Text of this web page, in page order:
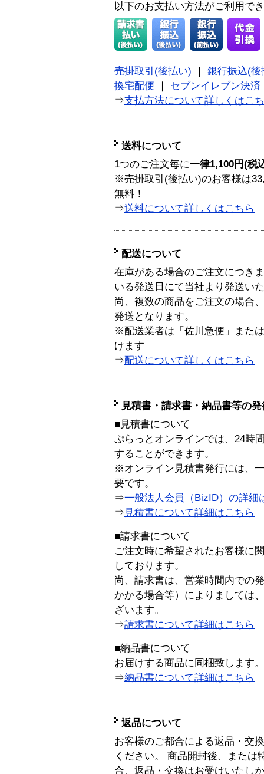
以下のお支払い方法がご利用で
売掛取引(後払い)
銀行振込(後
換宅配便
セブンイレブン決済
⇒支払方法について詳しくはこ
送料について
1つのご注文毎に一律1,100円(税
※売掛取引(後払い)のお客様は
無料！
⇒送料について詳しくはこちら
配送について
在庫がある場合のご注文につき
いる発送日にて当社より発送い
尚、複数の商品をご注文の場合
発送となります。
※配送業者は「佐川急便」また
けます
⇒配送について詳しくはこちら
見積書・請求書・納品書等の
■見積書について
ぷらっとオンラインでは、24時
することができます。
※オンライン見積書発行には、
要です。
⇒一般法人会員（BizID）の詳細
⇒ 見積書について詳細はこちら
■請求書について
ご注文時に希望されたお客様に
しております。
尚、請求書は、営業時間内での
かかる場合等）によりましては
ざいます。
⇒請求書について詳細はこちら
■納品書について
お届けする商品に同梱致します。
⇒納品書について詳細はこちら
返品について
お客様のご都合による返品・交
ください。 商品開封後、または
合、返品・交換はお受けいたし